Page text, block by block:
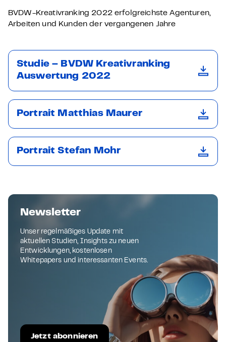
BVDW-Kreativranking 2022 erfolgreichste Agenturen,
Arbeiten und Kunden der vergangenen Jahre
Studie – BVDW Kreativranking
Auswertung 2022
Portrait Matthias Maurer
Portrait Stefan Mohr
Newsletter
Unser regelmäßiges Update mit
aktuellen Studien, Insights zu neuen
Entwicklungen, kostenlosen
Whitepapers und interessanten Events.
Jetzt abonnieren